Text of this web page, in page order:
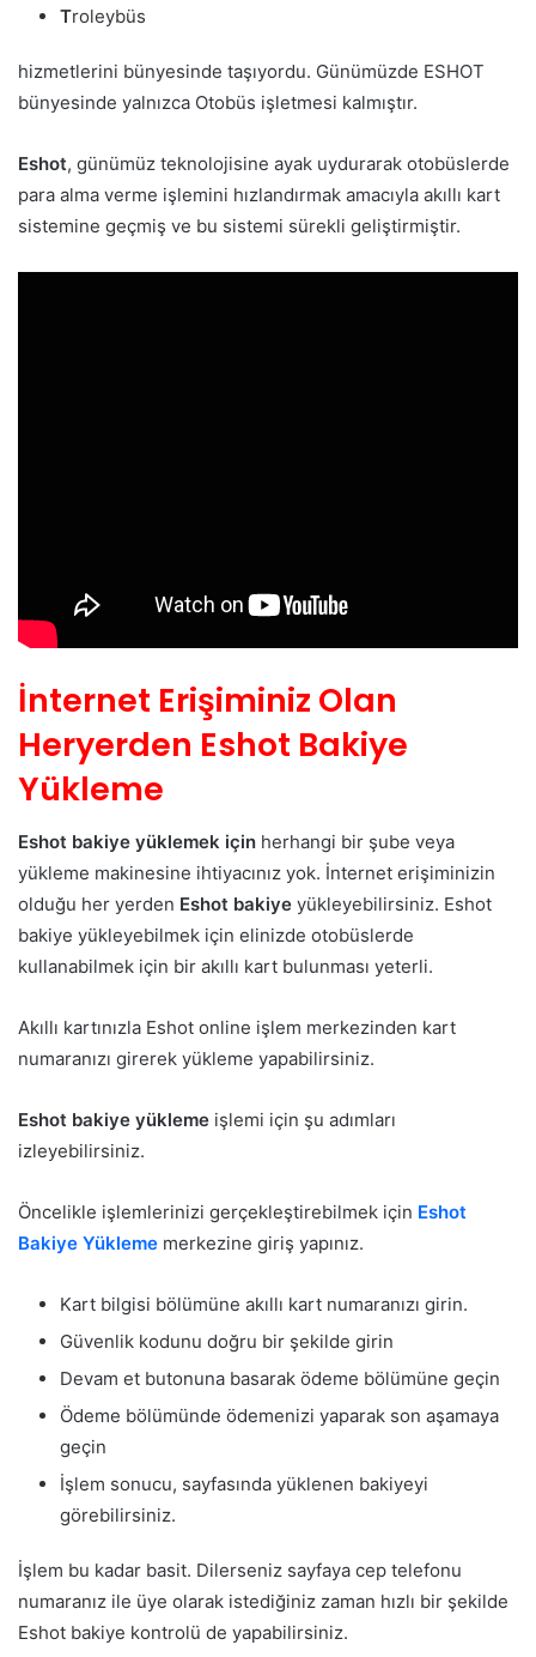
Troleybüs
hizmetlerini bünyesinde taşıyordu. Günümüzde ESHOT
bünyesinde yalnızca Otobüs işletmesi kalmıştır.
Eshot, günümüz teknolojisine ayak uydurarak otobüslerde
para alma verme işlemini hızlandırmak amacıyla akıllı kart
sistemine geçmiş ve bu sistemi sürekli geliştirmiştir.
İnternet Erişiminiz Olan
Heryerden Eshot Bakiye
Yükleme
Eshot bakiye yüklemek için herhangi bir şube veya
yükleme makinesine ihtiyacınız yok. İnternet erişiminizin
olduğu her yerden Eshot bakiye yükleyebilirsiniz. Eshot
bakiye yükleyebilmek için elinizde otobüslerde
kullanabilmek için bir akıllı kart bulunması yeterli.
Akıllı kartınızla Eshot online işlem merkezinden kart
numaranızı girerek yükleme yapabilirsiniz.
Eshot bakiye yükleme işlemi için şu adımları
izleyebilirsiniz.
Öncelikle işlemlerinizi gerçekleştirebilmek için Eshot
Bakiye Yükleme merkezine giriş yapınız.
Kart bilgisi bölümüne akıllı kart numaranızı girin.
Güvenlik kodunu doğru bir şekilde girin
Devam et butonuna basarak ödeme bölümüne geçin
Ödeme bölümünde ödemenizi yaparak son aşamaya
geçin
İşlem sonucu, sayfasında yüklenen bakiyeyi
görebilirsiniz.
İşlem bu kadar basit. Dilerseniz sayfaya cep telefonu
numaranız ile üye olarak istediğiniz zaman hızlı bir şekilde
Eshot bakiye kontrolü de yapabilirsiniz.